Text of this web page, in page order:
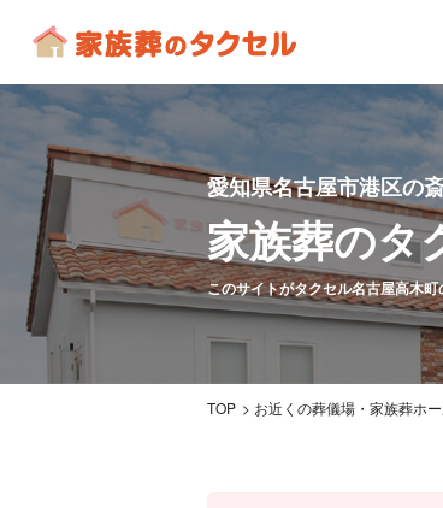
愛知県名古屋市港区の
家族葬のタ
このサイトがタクセル名古屋高木町
TOP お近くの葬儀場・家族葬ホ